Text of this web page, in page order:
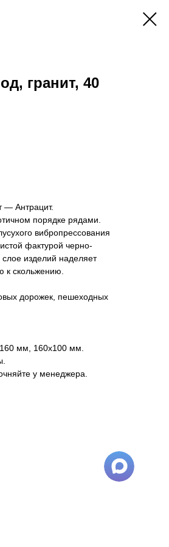
гранит, 40
— Антрацит.
порядке рядами.
вибропрессования
фактурой черно-
изделий наделяет
к скольжению.
дорожек, пешеходных
мм, 160х100 мм.
у менеджера.